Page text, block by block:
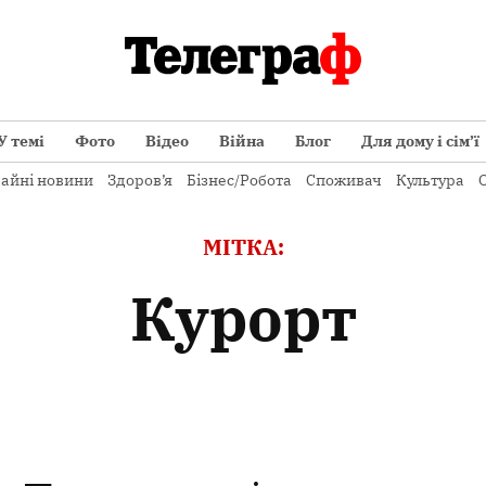
темі Фото Відео Війна Блог Для дому і сім’ї
новини Здоров’я Бізнес/Робота Споживач Культура
МІТКА:
курорт